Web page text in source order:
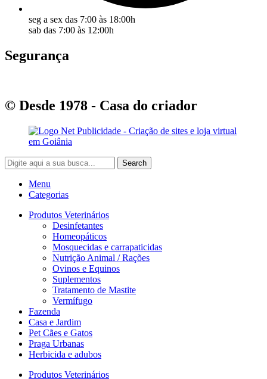
seg a sex das 7:00 às 18:00h
sab das 7:00 às 12:00h
Segurança
© Desde 1978 - Casa do criador
Search
Menu
Categorias
Produtos Veterinários
Desinfetantes
Homeopáticos
Mosquecidas e carrapaticidas
Nutrição Animal / Rações
Ovinos e Equinos
Suplementos
Tratamento de Mastite
Vermífugo
Fazenda
Casa e Jardim
Pet Cães e Gatos
Praga Urbanas
Herbicida e adubos
Produtos Veterinários